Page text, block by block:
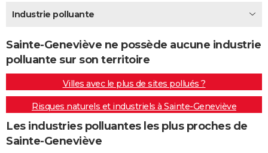
Destinations
City break
Voyage nature
Voyage de noces
Forum
Climat
+PHOTO
GUIDES D'ACHAT
BONS PLANS
CARTE DE VOEUX
Carte de Noël
Carte Bonne année
Carte Saint-Valentin
Carte Pâques
Carte d'anniversaire
DICTIONNAIRE
Dictionnaire
Biographies
Citations
Expressions
Proverbes
PROGRAMME TV
Industrie polluante
Sainte-Geneviève ne possède aucune industrie
polluante sur son territoire
Villes avec le plus de sites pollués ?
Risques naturels et industriels à Sainte-Geneviève
Les industries polluantes les plus proches de
Sainte-Geneviève